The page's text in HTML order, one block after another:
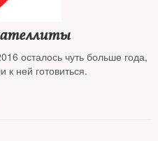
осталось чуть больше года,
к ней готовиться.